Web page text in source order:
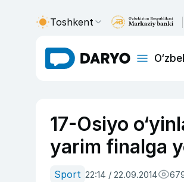
Toshkent
17-Osiyo
yarim finalga
Sport 22:14 / 22.09.2014